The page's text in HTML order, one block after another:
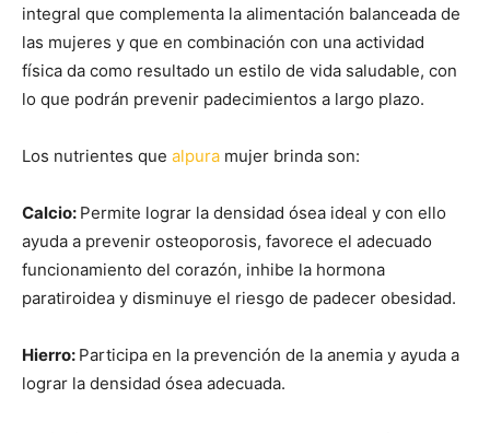
integral que complementa la alimentación balanceada de
las mujeres y que en combinación con una actividad
física da como resultado un estilo de vida saludable, con
lo que podrán prevenir padecimientos a largo plazo.
Los nutrientes que alpura mujer brinda son:
Calcio: Permite lograr la densidad ósea ideal y con ello
ayuda a prevenir osteoporosis, favorece el adecuado
funcionamiento del corazón, inhibe la hormona
paratiroidea y disminuye el riesgo de padecer obesidad.
Hierro: Participa en la prevención de la anemia y ayuda a
lograr la densidad ósea adecuada.